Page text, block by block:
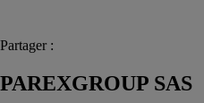
Partager :
PAREXGROUP SAS